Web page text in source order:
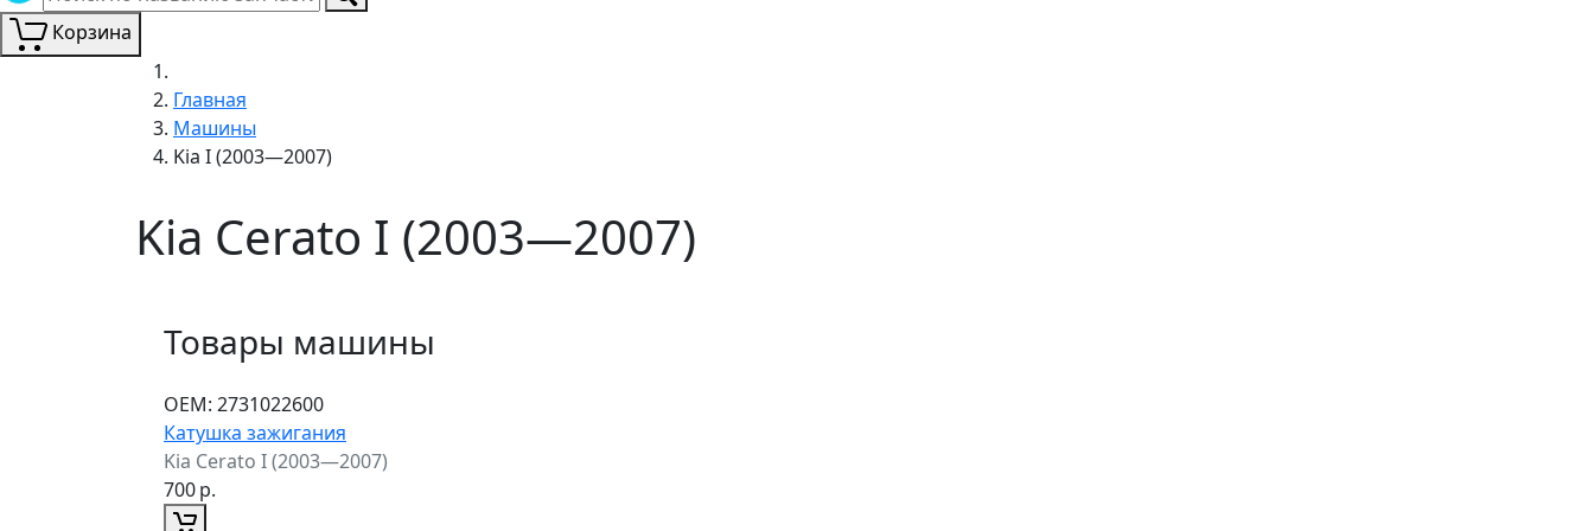
Корзина
Главная
Машины
Kia I (2003—2007)
Kia Cerato I (2003—2007)
Товары машины
ОЕМ: 2731022600
Катушка зажигания
Kia Cerato I (2003—2007)
700р.